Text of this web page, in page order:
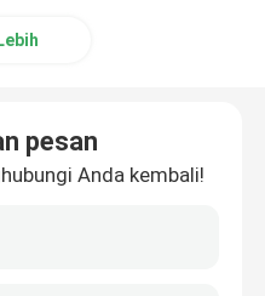
pesan
Anda kembali!